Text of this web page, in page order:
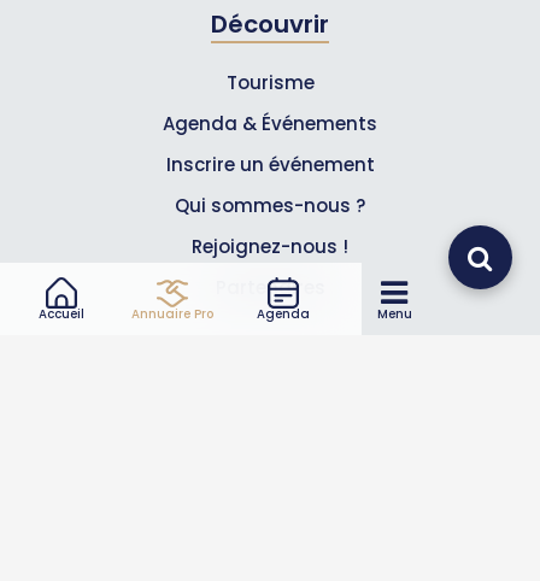
Accueil Annuaire Pro Agenda Menu
Découvrir
Tourisme
Agenda & Événements
Inscrire un événement
Qui sommes-nous ?
Rejoignez-nous !
Partenaires